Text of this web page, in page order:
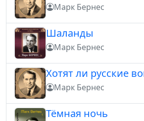
Марк Бернес
Шаланды
Марк Бернес
Хотят ли русские
Марк Бернес
Тёмная ночь